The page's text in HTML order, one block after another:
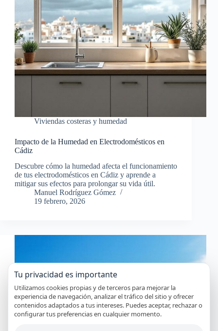
Viviendas costeras y humedad
Impacto de la Humedad en Electrodomésticos en
Cádiz
Descubre cómo la humedad afecta el funcionamiento
de tus electrodomésticos en Cádiz y aprende a
mitigar sus efectos para prolongar su vida útil.
Manuel Rodríguez Gómez
19 febrero, 2026
Tu privacidad es importante
Utilizamos cookies propias y de terceros para mejorar la
experiencia de navegación, analizar el tráfico del sitio y ofrecer
contenidos adaptados a tus intereses. Puedes aceptar, rechazar o
configurar tus preferencias en cualquier momento.